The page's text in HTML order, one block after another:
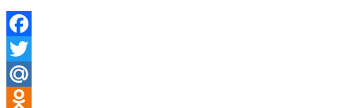
Facebook
Twitter
Mail.Ru